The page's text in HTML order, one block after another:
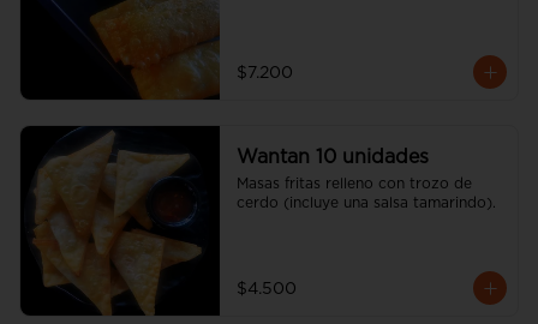
$7.200
Wantan 10 unidades
Masas fritas relleno con trozo de
cerdo (incluye una salsa tamarindo).
$4.500